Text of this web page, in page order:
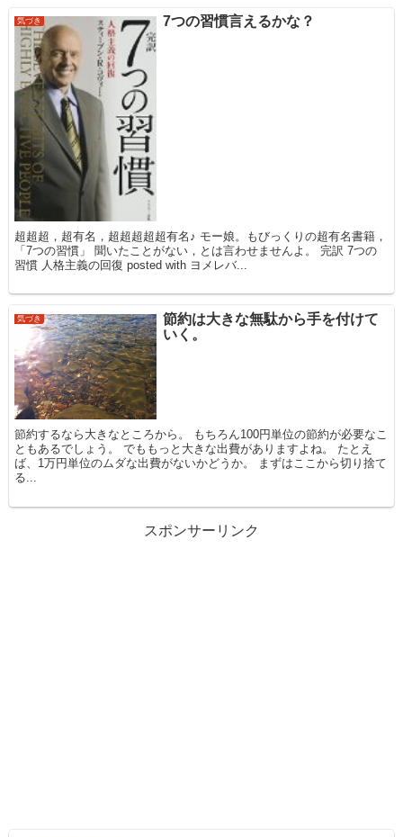
気づき 7つの習慣言えるかな？
超超超，超有名，超超超超超有名♪ モー娘。もびっくりの超有名書籍，
「7つの習慣」 聞いたことがない，とは言わせませんよ。 完訳 7つの
習慣 人格主義の回復 posted with ヨメレバ...
気づき
節約は大きな無駄から手を付けて
いく。
節約するなら大きなところから。 もちろん100円単位の節約が必要なこ
ともあるでしょう。 でももっと大きな出費がありますよね。 たとえ
ば、1万円単位のムダな出費がないかどうか。 まずはここから切り捨て
る...
スポンサーリンク